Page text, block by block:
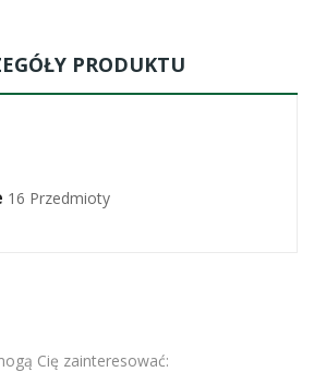
PRODUKTU
16 Przedmioty
Cię zainteresować: